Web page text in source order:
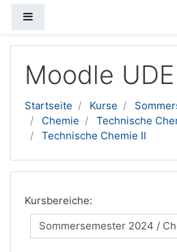
Moodle UDE
Startseite Kurse
Chemie
Technische
Technische Chemie II
Kursbereiche: